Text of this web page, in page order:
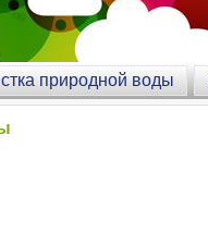
природной воды